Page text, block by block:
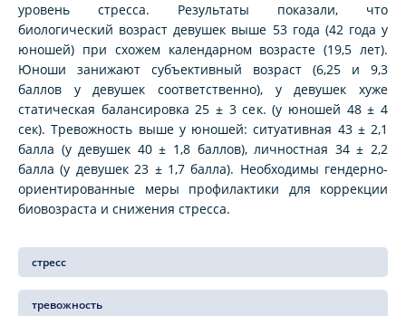
уровень стресса. Результаты показали, что
биологический возраст девушек выше 53 года (42 года у
юношей) при схожем календарном возрасте (19,5 лет).
Юноши занижают субъективный возраст (6,25 и 9,3
баллов у девушек соответственно), у девушек хуже
статическая балансировка 25 ± 3 сек. (у юношей 48 ± 4
сек). Тревожность выше у юношей: ситуативная 43 ± 2,1
балла (у девушек 40 ± 1,8 баллов), личностная 34 ± 2,2
балла (у девушек 23 ± 1,7 балла). Необходимы гендерно-
ориентированные меры профилактики для коррекции
биовозраста и снижения стресса.
стресс
тревожность